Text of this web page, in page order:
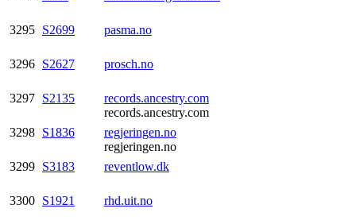
3295 S2699 pasma.no
3296 S2627 prosch.no
3297 S2135
records.ancestry.com
records.ancestry.com
3298 S1836
regjeringen.no
regjeringen.no
3299 S3183 reventlow.dk
3300 S1921 rhd.uit.no